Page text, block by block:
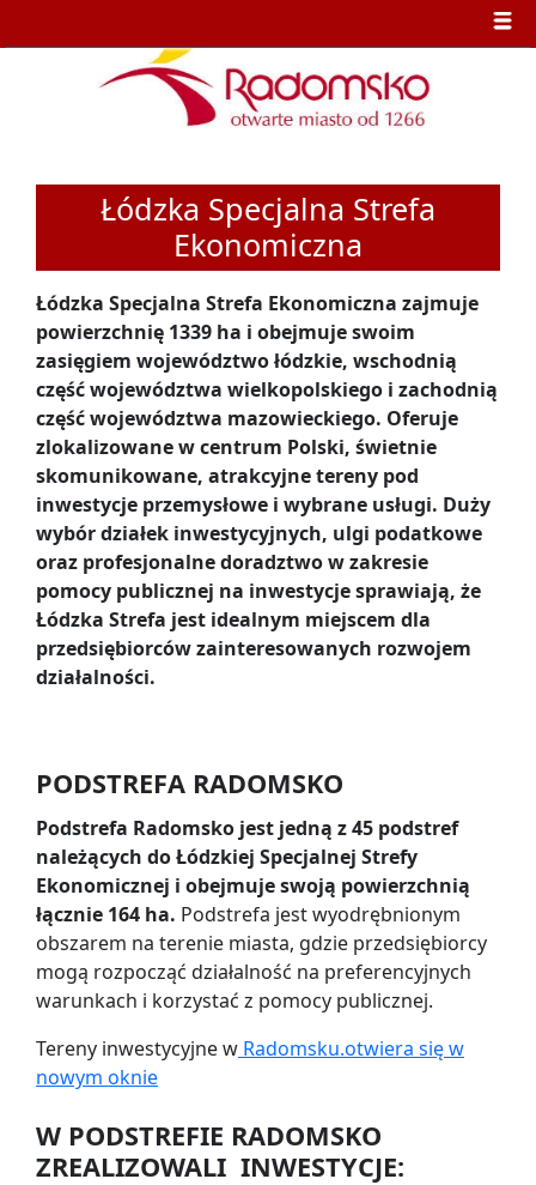
Łódzka Specjalna Strefa
Ekonomiczna
Łódzka Specjalna Strefa Ekonomiczna zajmuje
powierzchnię 1339 ha i obejmuje swoim
zasięgiem województwo łódzkie, wschodnią
część województwa wielkopolskiego i zachodnią
część województwa mazowieckiego. Oferuje
zlokalizowane w centrum Polski, świetnie
skomunikowane, atrakcyjne tereny pod
inwestycje przemysłowe i wybrane usługi. Duży
wybór działek inwestycyjnych, ulgi podatkowe
oraz profesjonalne doradztwo w zakresie
pomocy publicznej na inwestycje sprawiają, że
Łódzka Strefa jest idealnym miejscem dla
przedsiębiorców zainteresowanych rozwojem
działalności.
PODSTREFA RADOMSKO
Podstrefa Radomsko jest jedną z 45 podstref
należących do Łódzkiej Specjalnej Strefy
Ekonomicznej i obejmuje swoją powierzchnią
łącznie 164 ha. Podstrefa jest wyodrębnionym
obszarem na terenie miasta, gdzie przedsiębiorcy
mogą rozpocząć działalność na preferencyjnych
warunkach i korzystać z pomocy publicznej.
Tereny inwestycyjne w Radomsku.otwiera się w
nowym oknie
W PODSTREFIE RADOMSKO
ZREALIZOWALI INWESTYCJE: